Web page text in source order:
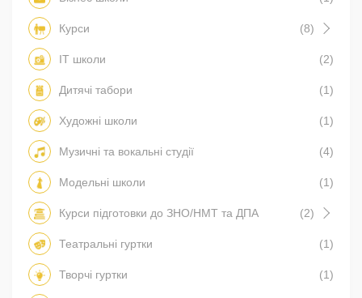
Курси (8)
IT школи (2)
Дитячі табори (1)
Художні школи (1)
Музичні та вокальні студії (4)
Модельні школи (1)
Курси підготовки до ЗНО/НМТ та ДПА (2)
Театральні гуртки (1)
Творчі гуртки (1)